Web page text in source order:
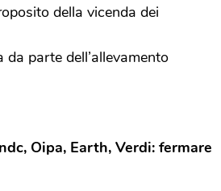
della vicenda dei
parte dell’allevamento
Oipa, Earth, Verdi: fermare